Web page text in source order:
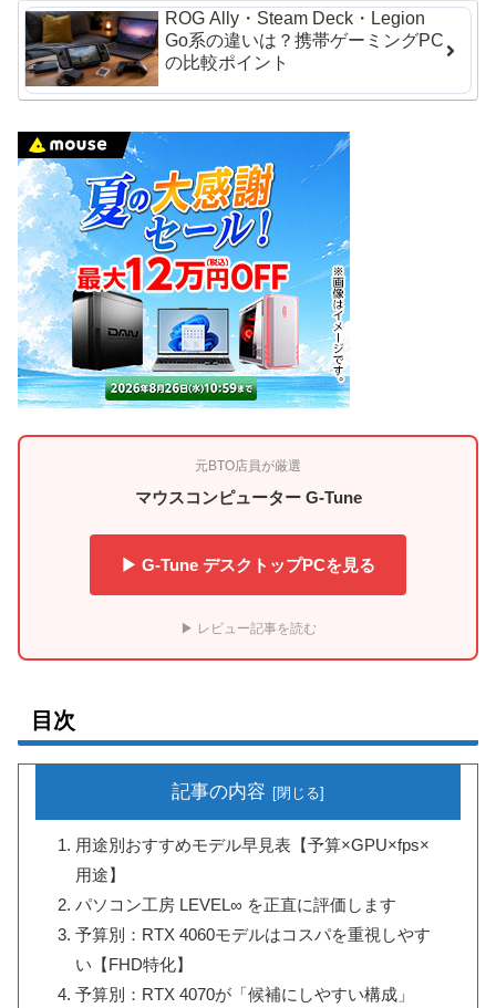
ROG Ally・Steam Deck・Legion
Go系の違いは？携帯ゲーミングPC
の比較ポイント
元BTO店員が厳選
マウスコンピューター G-Tune
▶ G-Tune デスクトップPCを見る
▶ レビュー記事を読む
目次
記事の内容
用途別おすすめモデル早見表【予算×GPU×fps×
用途】
パソコン工房 LEVEL∞ を正直に評価します
予算別：RTX 4060モデルはコスパを重視しやす
い【FHD特化】
予算別：RTX 4070が「候補にしやすい構成」